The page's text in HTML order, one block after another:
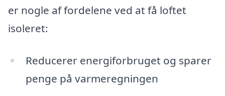
er nogle af fordelene ved at få loftet
isoleret:
Reducerer energiforbruget og sparer
penge på varmeregningen